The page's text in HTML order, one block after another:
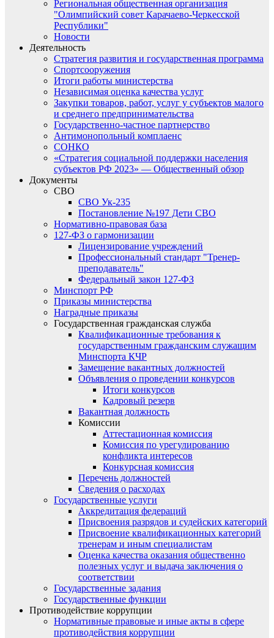
Региональная общественная организация
"Олимпийский совет Карачаево-Черкесской
Республики"
Новости
Деятельность
Стратегия развития и государственная программа
Спортсооружения
Итоги работы министерства
Независимая оценка качества услуг
Закупки товаров, работ, услуг у субъектов малого
и среднего предпринимательства
Государственно-частное партнерство
Антимонопольный комплаенс
СОНКО
«Стратегия социальной поддержки населения
субъектов РФ 2023» — Общественный обзор
Документы
СВО
СВО Ук-235
Постановление №197 Дети СВО
Нормативно-правовая база
127-ФЗ о гармонизации
Лицензирование учреждений
Профессиональный стандарт "Тренер-
преподаватель"
Федеральный закон 127-ФЗ
Минспорт РФ
Приказы министерства
Наградные приказы
Государственная гражданская служба
Квалификационные требования к
государственным гражданским служащим
Минспорта КЧР
Замещение вакантных должностей
Объявления о проведении конкурсов
Итоги конкурсов
Кадровый резерв
Вакантная должность
Комиссии
Аттестационная комиссия
Комиссия по урегулированию
конфликта интересов
Конкурсная комиссия
Перечень должностей
Сведения о расходах
Государственные услуги
Аккредитация федераций
Присвоения разрядов и судейских категорий
Присвоение квалификационных категорий
тренерам и иным специалистам
Оценка качества оказания общественно
полезных услуг и выдача заключения о
соответствии
Государственные задания
Государственные функции
Противодействие коррупции
Нормативные правовые и иные акты в сфере
противодействия коррупции